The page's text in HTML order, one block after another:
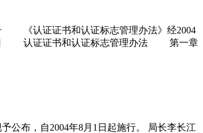
认证证书和认证标志管理办法》经2004
日 认证证书和认证标志管理办法 第一章
公布，自2004年8月1日起施行。 局长李长江